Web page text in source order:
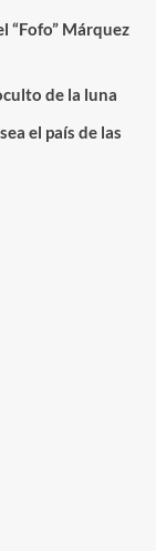
“Fofo” Márquez
de la luna
el país de las